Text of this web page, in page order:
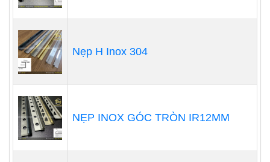
Nẹp H Inox 304
NẸP INOX GÓC TRÒN IR12MM